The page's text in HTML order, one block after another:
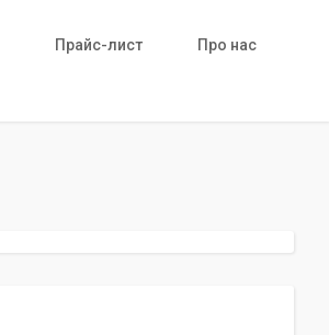
Прайс-лист Про нас